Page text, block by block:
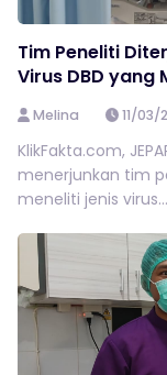
Tim Peneliti
Virus DBD yang
Melina 11/03/
KlikFakta.com,
menerjunkan tim
meneliti jenis virus...